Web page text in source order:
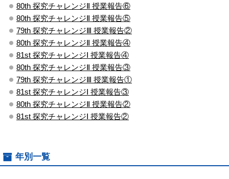
80th 探究チャレンジⅡ 授業報告⑥
80th 探究チャレンジⅡ 授業報告⑤
79th 探究チャレンジⅢ 授業報告②
80th 探究チャレンジⅡ 授業報告④
81st 探究チャレンジⅠ 授業報告④
80th 探究チャレンジⅡ 授業報告③
79th 探究チャレンジⅢ 授業報告①
81st 探究チャレンジⅠ 授業報告③
80th 探究チャレンジⅡ 授業報告②
81st 探究チャレンジⅠ 授業報告②
年別一覧